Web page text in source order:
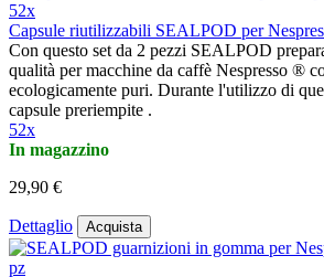
52x
Capsule riutilizzabili SEALPOD per
Con questo set da 2 pezzi SEALPOD
qualità per macchine da caffè Nespresso ®
ecologicamente puri. Durante l'utilizzo di
capsule preriempite .
52x
In magazzino
29,90 €
Dettaglio Acquista